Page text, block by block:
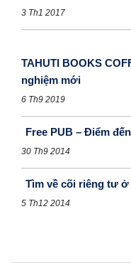
3 Th1 2017
TAHUTI BOOKS
nghiệm mới
6 Th9 2019
Free PUB – Điểm
30 Th9 2014
Tìm về cõi riêng tư ở
5 Th12 2014